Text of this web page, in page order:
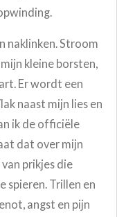
naklinken. Stroom
kleine borsten,
Er wordt een
naast mijn lies en
ik de officiële
dat over mijn
prikjes die
spieren. Trillen en
angst en pijn